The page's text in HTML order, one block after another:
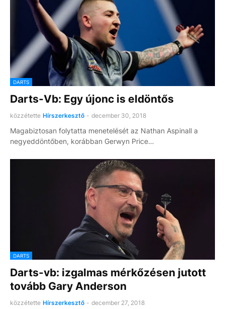
DARTS
Darts-Vb: Egy újonc is eldöntős
közzétette Hírszerkesztő - december 30, 2018
Magabiztosan folytatta menetelését az Nathan Aspinall a
negyeddöntőben, korábban Gerwyn Price…
DARTS
Darts-vb: izgalmas mérkőzésen jutott
tovább Gary Anderson
közzétette Hírszerkesztő - december 27, 2018